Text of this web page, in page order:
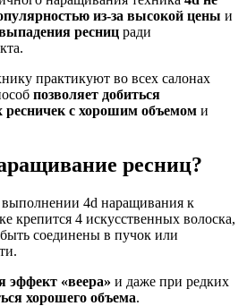
из-за высокой цены и
ресниц ради
практикуют во всех салонах
позволяет добиться
с хорошим объемом и
ресниц?
4d наращивания к
крепится 4 искусственных волоска,
соединены в пучок или
эффект «веера» и даже при редких
хорошего объема.